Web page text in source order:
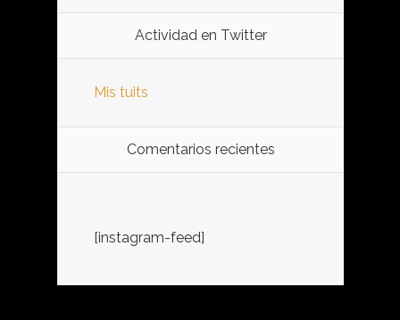
Actividad en Twitter
Mis tuits
Comentarios recientes
[instagram-feed]